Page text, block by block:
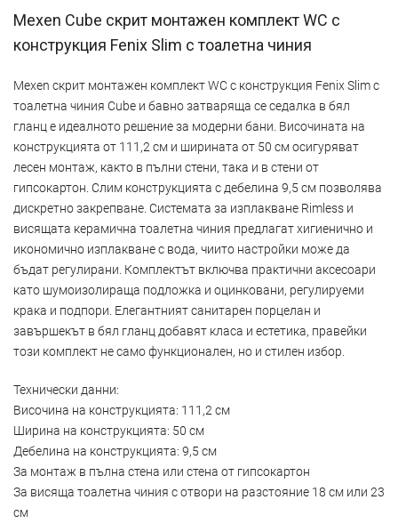
Mexen Cube скрит монтажен комплект WC с
конструкция Fenix Slim с тоалетна чиния
Mexen скрит монтажен комплект WC с конструкция Fenix Slim с
тоалетна чиния Cube и бавно затваряща се седалка в бял
гланц е идеалното решение за модерни бани. Височината на
конструкцията от 111,2 см и ширината от 50 см осигуряват
лесен монтаж, както в пълни стени, така и в стени от
гипсокартон. Слим конструкцията с дебелина 9,5 см позволява
дискретно закрепване. Системата за изплакване Rimless и
висящата керамична тоалетна чиния предлагат хигиенично и
икономично изплакване с вода, чиито настройки може да
бъдат регулирани. Комплектът включва практични аксесоари
като шумоизолираща подложка и оцинковани, регулируеми
крака и подпори. Елегантният санитарен порцелан и
завършекът в бял гланц добавят класа и естетика, правейки
този комплект не само функционален, но и стилен избор.
Технически данни:
Височина на конструкцията: 111,2 см
Ширина на конструкцията: 50 см
Дебелина на конструкцията: 9,5 см
За монтаж в пълна стена или стена от гипсокартон
За висяща тоалетна чиния с отвори на разстояние 18 см или 23
см